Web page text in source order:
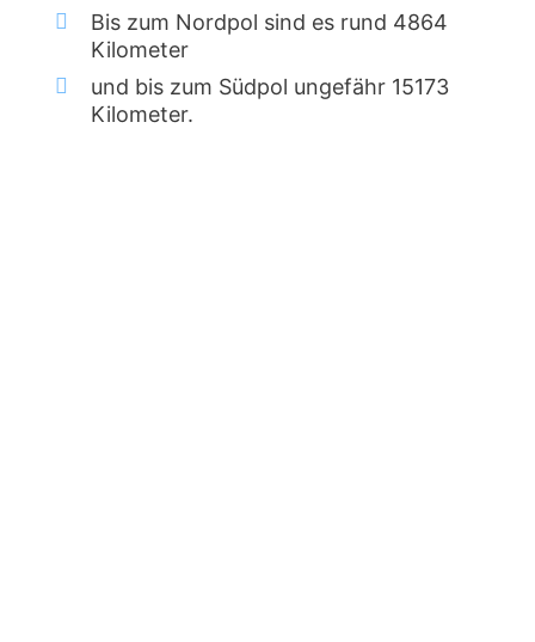
Bis zum Nordpol sind es rund 4864
Kilometer
und bis zum Südpol ungefähr 15173
Kilometer.